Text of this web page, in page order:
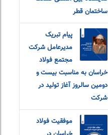
ساختمان قطر
پیام تبریک
مدیرعامل شرکت
مجتمع فولاد
خراسان به مناسبت بیست و
دومین سالروز آغاز تولید در
شرکت
موفقیت فولاد